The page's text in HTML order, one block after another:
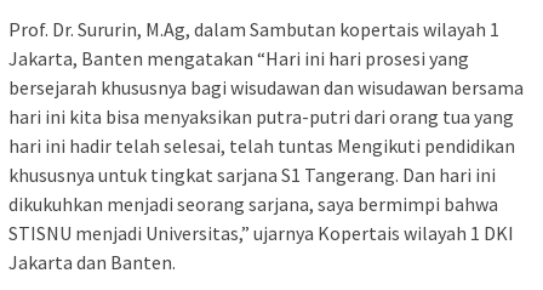
Prof. Dr. Sururin, M.Ag, dalam Sambutan kopertais wilayah 1
Jakarta, Banten mengatakan “Hari ini hari prosesi yang
bersejarah khususnya bagi wisudawan dan wisudawan bersama
hari ini kita bisa menyaksikan putra-putri dari orang tua yang
hari ini hadir telah selesai, telah tuntas Mengikuti pendidikan
khususnya untuk tingkat sarjana S1 Tangerang. Dan hari ini
dikukuhkan menjadi seorang sarjana, saya bermimpi bahwa
STISNU menjadi Universitas,” ujarnya Kopertais wilayah 1 DKI
Jakarta dan Banten.